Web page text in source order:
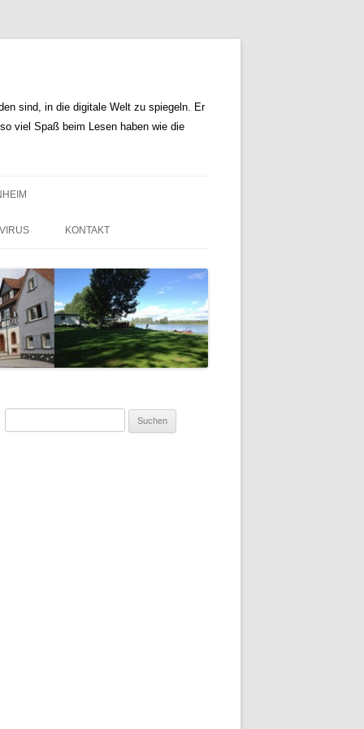
sind, in die digitale Welt zu spiegeln. Er
viel Spaß beim Lesen haben wie die
KONTAKT